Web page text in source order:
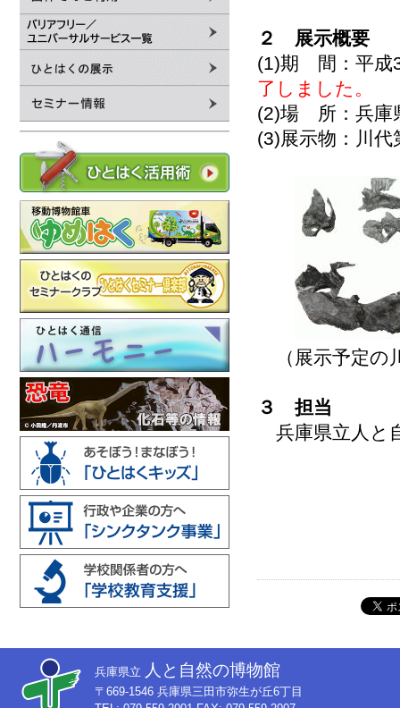
２ 展示概要
(1)期 間：平成
了しました。
(2)場 所：兵庫
(3)展示物：川
（展示予定の
３ 担当
兵庫県立人と
兵庫県立 人と自然の博物館
〒669-1546 兵庫県三田市弥生が丘6丁目